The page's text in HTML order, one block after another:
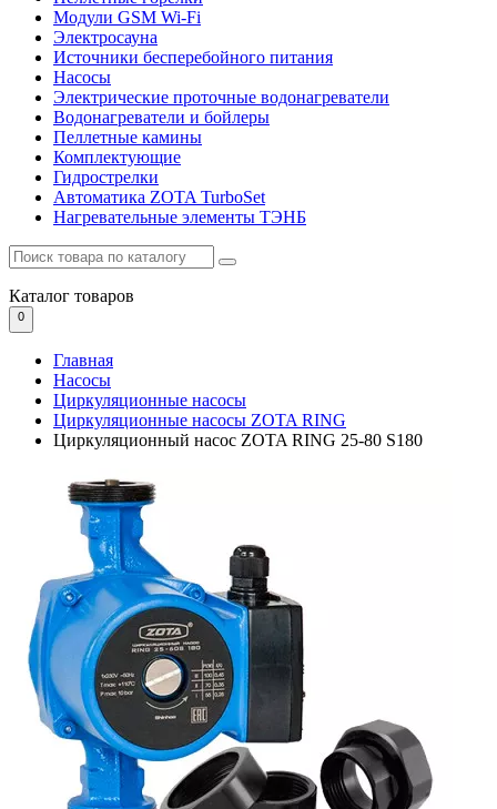
Модули GSM Wi-Fi
Электросауна
Источники бесперебойного питания
Насосы
Электрические проточные водонагреватели
Водонагреватели и бойлеры
Пеллетные камины
Комплектующие
Гидрострелки
Автоматика ZOTA TurboSet
Нагревательные элементы ТЭНБ
Каталог товаров
0
Главная
Насосы
Циркуляционные насосы
Циркуляционные насосы ZOTA RING
Циркуляционный насос ZOTA RING 25-80 S180